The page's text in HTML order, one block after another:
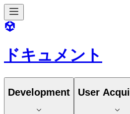
ドキュメント
Development User